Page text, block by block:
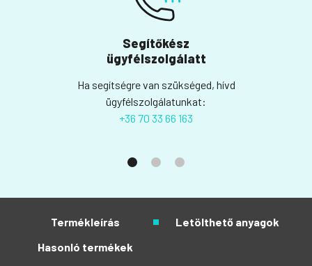
Segítőkész
ügyfélszolgálatt
Ha segítségre van szükséged, hívd
ügyfélszolgálatunkat:
+36 70 33 66 163
Termékleírás
Letölthető anyagok
Hasonló termékek